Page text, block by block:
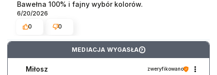
Bawełna 100% i fajny wybór kolorów.
6/20/2026
0
0
MEDIACJA WYGASŁA ?
Miłosz zweryfikowano